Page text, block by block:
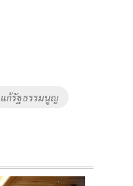
แก้รัฐธรรมนูญ